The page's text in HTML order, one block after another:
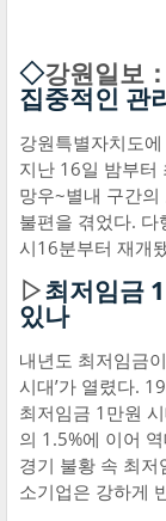
◇강원일보
집중적인 관
강원특별자치도
지난 16일 밤부터
망우~별내 구간
불편을 겪었다.
시16분부터 재개
▷최저임금
있나
내년도 최저임금
시대’가 열렸다.
최저임금 1만원
의 1.5%에 이어
경기 불황 속 최
소기업은 강하게